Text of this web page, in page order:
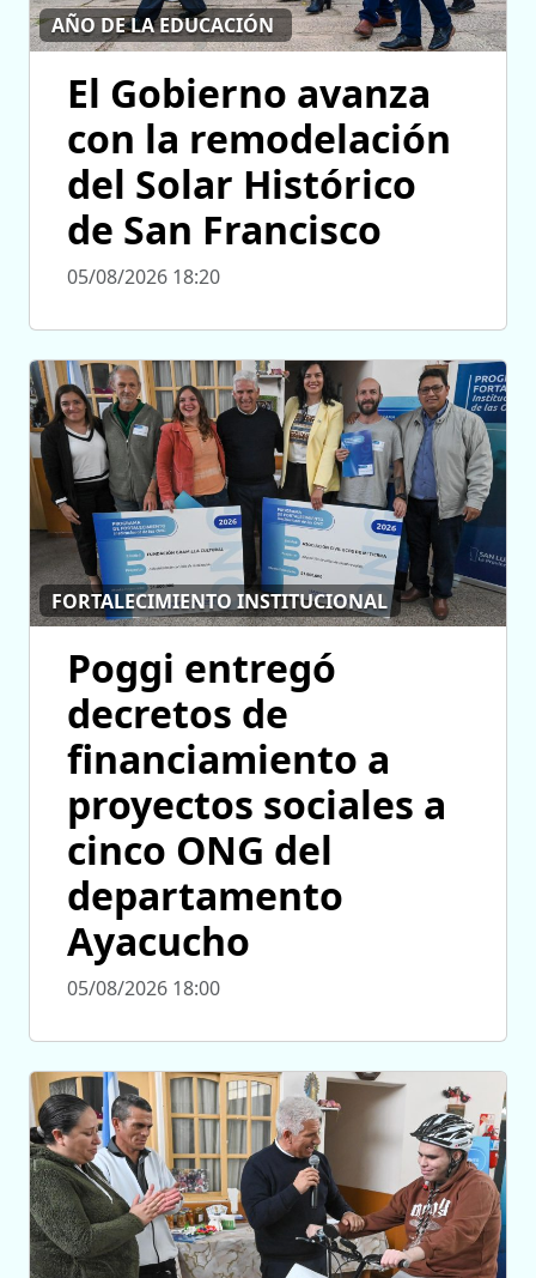
AÑO DE LA EDUCACIÓN
El Gobierno avanza
con la remodelación
del Solar Histórico
de San Francisco
05/08/2026 18:20
FORTALECIMIENTO INSTITUCIONAL
Poggi entregó
decretos de
financiamiento a
proyectos sociales a
cinco ONG del
departamento
Ayacucho
05/08/2026 18:00